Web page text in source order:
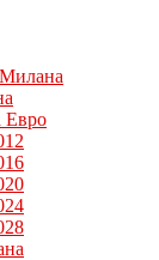
Евро